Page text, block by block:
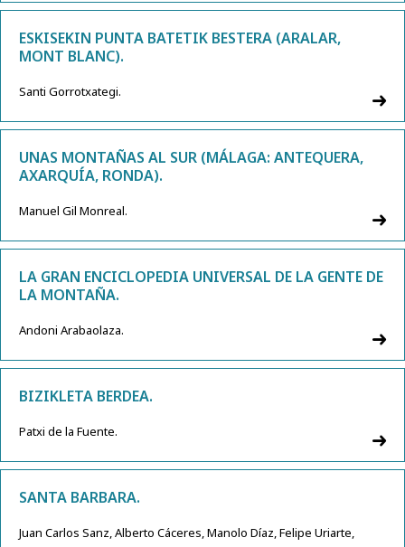
ESKISEKIN PUNTA BATETIK BESTERA (ARALAR,
MONT BLANC).
Santi Gorrotxategi.
UNAS MONTAÑAS AL SUR (MÁLAGA: ANTEQUERA,
AXARQUÍA, RONDA).
Manuel Gil Monreal.
LA GRAN ENCICLOPEDIA UNIVERSAL DE LA GENTE DE
LA MONTAÑA.
Andoni Arabaolaza.
BIZIKLETA BERDEA.
Patxi de la Fuente.
SANTA BARBARA.
Juan Carlos Sanz, Alberto Cáceres, Manolo Díaz, Felipe Uriarte,